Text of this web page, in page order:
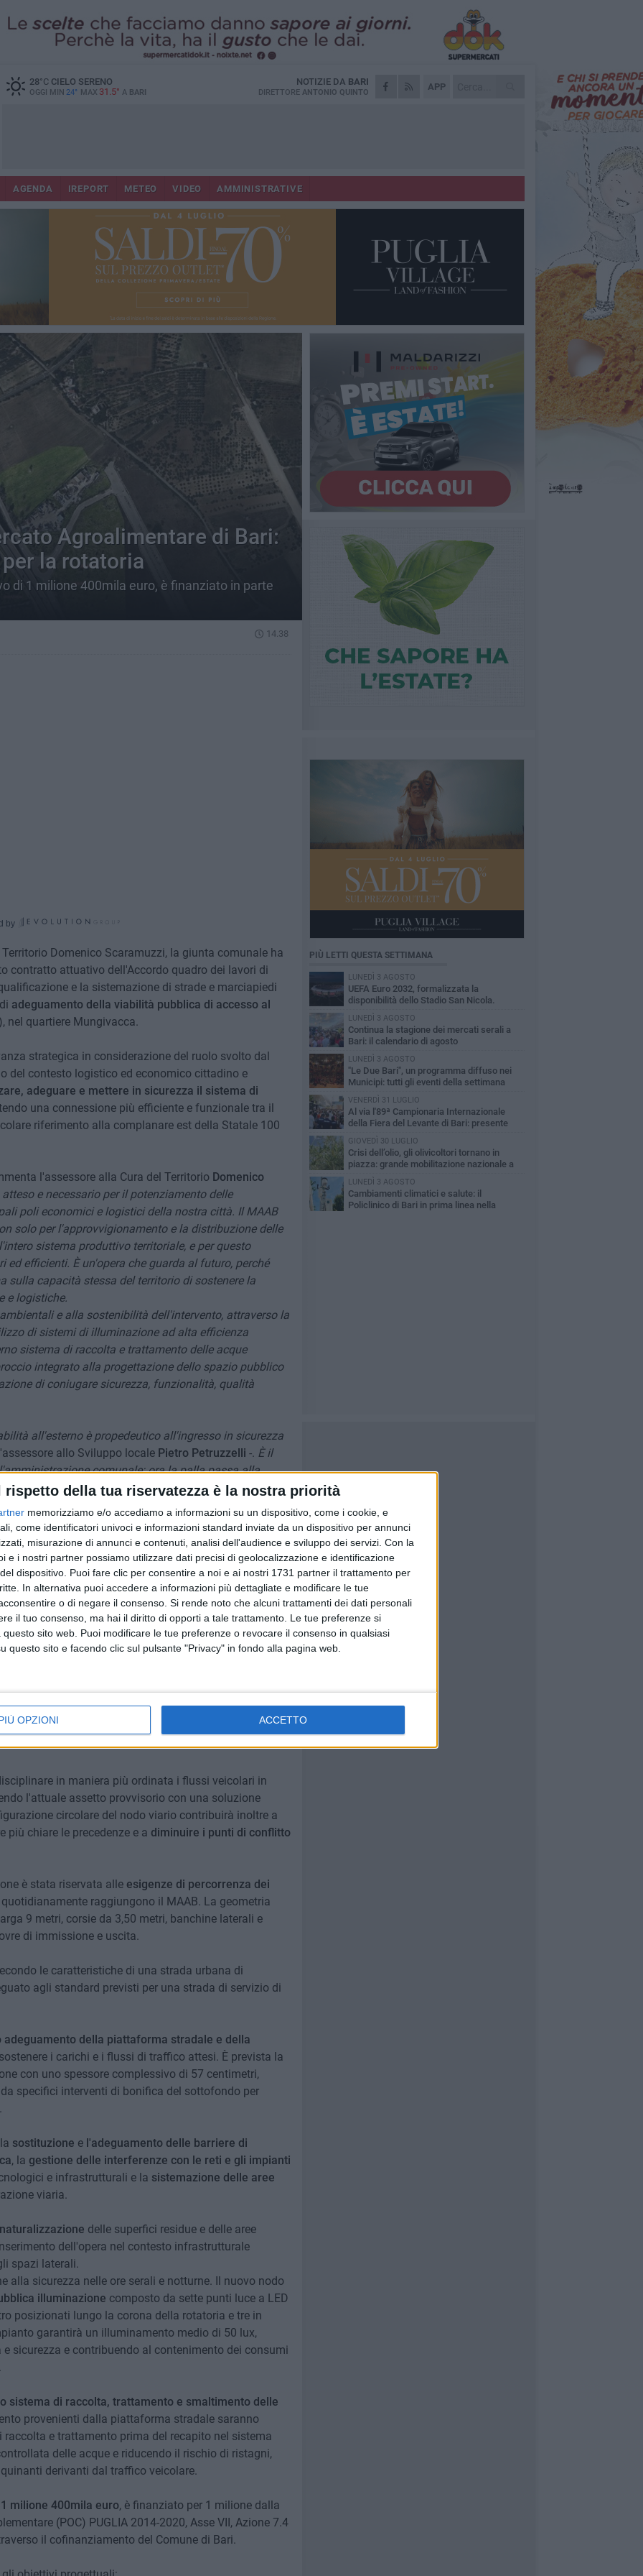
rispetto della tua riservatezza è la nostra priorità
memorizziamo e/o accediamo a informazioni su un dispositivo, come i cookie, e
come identificatori univoci e informazioni standard inviate da un dispositivo per annunci
misurazione di annunci e contenuti, analisi dell'audience e sviluppo dei servizi. Con la
e i nostri partner possiamo utilizzare dati precisi di geolocalizzazione e identificazione
dispositivo. Puoi fare clic per consentire a noi e ai nostri 1731 partner il trattamento per
In alternativa puoi accedere a informazioni più dettagliate e modificare le tue
o di negare il consenso. Si rende noto che alcuni trattamenti dei dati personali
il tuo consenso, ma hai il diritto di opporti a tale trattamento. Le tue preferenze si
sito web. Puoi modificare le tue preferenze o revocare il consenso in qualsiasi
questo sito e facendo clic sul pulsante "Privacy" in fondo alla pagina web.
OPZIONI ACCETTO
28°CCIELO SERENO
OGGI MIN 24° MAX 31.5° A BARI
APP
NOTIZIE DA BARI
DIRETTORE ANTONIO QUINTO
AGENDA IREPORT METEO VIDEO AMMINISTRATIVE
Agroalimentare di Bari:
la rotatoria
di 1 milione 400mila euro, è finanziato in parte
14.38
by
Domenico Scaramuzzi, la giunta comunale ha
contratto attuativo dell'Accordo quadro dei lavori di
e la sistemazione di strade e marciapiedi
adeguamento della viabilità pubblica di accesso al
nel quartiere Mungivacca.
strategica in considerazione del ruolo svolto dal
del contesto logistico ed economico cittadino e
adeguare e mettere in sicurezza il sistema di
una connessione più efficiente e funzionale tra il
riferimento alla complanare est della Statale 100
l'assessore alla Cura del Territorio Domenico
e necessario per il potenziamento delle
poli economici e logistici della nostra città. Il MAAB
solo per l'approvvigionamento e la distribuzione delle
sistema produttivo territoriale, e per questo
ed efficienti. È un'opera che guarda al futuro, perché
sulla capacità stessa del territorio di sostenere la
e logistiche.
e alla sostenibilità dell'intervento, attraverso la
di sistemi di illuminazione ad alta efficienza
sistema di raccolta e trattamento delle acque
integrato alla progettazione dello spazio pubblico
di coniugare sicurezza, funzionalità, qualità
all'esterno è propedeutico all'ingresso in sicurezza
allo Sviluppo locale Pietro Petruzzelli -. È il
comunale: ora la palla passa alla
a favorire in tempi rapidi lo spostamento degli
dell'area oggetto dell'intervento, basata su bretelle
criticità che incidono sulla fluidità e sulla sicurezza
il restringimento della bretella nord, difficoltà di
e la presenza, sulla bretella sud, di una curva a
dei mezzi pesanti.
attraverso la
realizzazione di una nuova intersezione a
viabilità esistente.
il miglioramento dell'accessibilità al mercato,
e la piena compatibilità dell'infrastruttura con il
in maniera più ordinata i flussi veicolari in
l'attuale assetto provvisorio con una soluzione
circolare del nodo viario contribuirà inoltre a
più chiare le precedenze e a diminuire i punti di conflitto
è stata riservata alle esigenze di percorrenza dei
quotidianamente raggiungono il MAAB. La geometria
9 metri, corsie da 3,50 metri, banchine laterali e
di immissione e uscita.
le caratteristiche di una strada urbana di
agli standard previsti per una strada di servizio di
adeguamento della piattaforma stradale e della
i carichi e i flussi di traffico attesi. È prevista la
con uno spessore complessivo di 57 centimetri,
specifici interventi di bonifica del sottofondo per
sostituzione e l'adeguamento delle barriere di
, la gestione delle interferenze con le reti e gli impianti
e infrastrutturali e la sistemazione delle aree
viaria.
delle superfici residue e delle aree
dell'opera nel contesto infrastrutturale
spazi laterali.
alla sicurezza nelle ore serali e notturne. Il nuovo nodo
illuminazione composto da sette punti luce a LED
posizionati lungo la corona della rotatoria e tre in
garantirà un illuminamento medio di 50 lux,
sicurezza e contribuendo al contenimento dei consumi
sistema di raccolta, trattamento e smaltimento delle
provenienti dalla piattaforma stradale saranno
e trattamento prima del recapito nel sistema
delle acque e riducendo il rischio di ristagni,
derivanti dal traffico veicolare.
1 milione 400mila euro, è finanziato per 1 milione dalla
(POC) PUGLIA 2014-2020, Asse VII, Azione 7.4
il cofinanziamento del Comune di Bari.
PIÙ LETTI QUESTA SETTIMANA
LUNEDÌ 3 AGOSTO
UEFA Euro 2032, formalizzata la
disponibilità dello Stadio San Nicola.
Leccese: «Bari è pronta»
LUNEDÌ 3 AGOSTO
Continua la stagione dei mercati serali a
Bari: il calendario di agosto
LUNEDÌ 3 AGOSTO
"Le Due Bari", un programma diffuso nei
Municipi: tutti gli eventi della settimana
VENERDÌ 31 LUGLIO
Al via l'89ª Campionaria Internazionale
della Fiera del Levante di Bari: presente
Giorgia Meloni
GIOVEDÌ 30 LUGLIO
Crisi dell’olio, gli olivicoltori tornano in
piazza: grande mobilitazione nazionale a
Bari
LUNEDÌ 3 AGOSTO
Cambiamenti climatici e salute: il
Policlinico di Bari in prima linea nella